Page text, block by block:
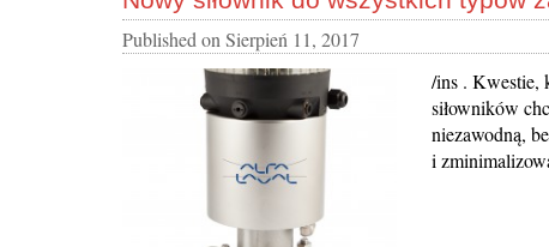
Published on Sierpień 11, 2017
/ins . Kwestie,
siłowników
niezawodną,
i